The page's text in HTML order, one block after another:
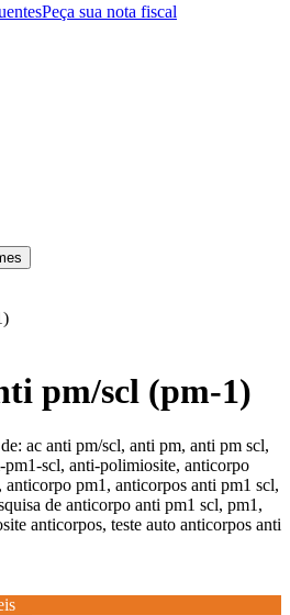
Peça sua nota fiscal
pm/scl (pm-1)
ac anti pm/scl, anti pm, anti pm scl,
scl, anti-polimiosite, anticorpo
pm1, anticorpos anti pm1 scl,
de anticorpo anti pm1 scl, pm1,
anticorpos, teste auto anticorpos anti